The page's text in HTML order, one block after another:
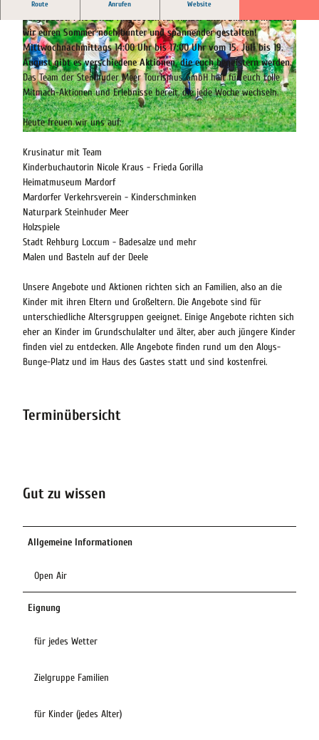
© Steinhuder Meer Tourismus GmbH
Route Anrufen Website
aufgepasst!Mit tollen Angeboten für Kinder und Familien möchten
wir euren Sommer noch bunter und spannender gestalten!
Mittwochnachmittags 14:00 Uhr bis 17:00 Uhr vom 15. Juli bis 19.
August gibt es verschiedene Aktionen, die euch begeistern werden.
Das Team der Steinhuder Meer Tourismus GmbH hält für euch tolle
Mitmach-Aktionen und Erlebnisse bereit, die jede Woche wechseln.
Heute freuen wir uns auf:
Krusinatur mit Team
Kinderbuchautorin Nicole Kraus - Frieda Gorilla
Heimatmuseum Mardorf
Mardorfer Verkehrsverein - Kinderschminken
Naturpark Steinhuder Meer
Holzspiele
Stadt Rehburg Loccum - Badesalze und mehr
Malen und Basteln auf der Deele
Unsere Angebote und Aktionen richten sich an Familien, also an die
Kinder mit ihren Eltern und Großeltern. Die Angebote sind für
unterschiedliche Altersgruppen geeignet. Einige Angebote richten sich
eher an Kinder im Grundschulalter und älter, aber auch jüngere Kinder
finden viel zu entdecken. Alle Angebote finden rund um den Aloys-
Bunge-Platz und im Haus des Gastes statt und sind kostenfrei.
Terminübersicht
Gut zu wissen
Allgemeine Informationen
Open Air
Eignung
für jedes Wetter
Zielgruppe Familien
für Kinder (jedes Alter)